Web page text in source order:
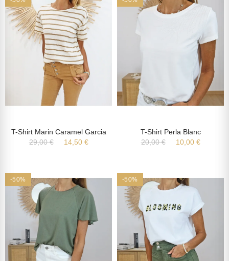
T-Shirt Marin Caramel Garcia
29,00 €
14,50 €
T-Shirt Perla Blanc
20,00 €
10,00 €
-50% -50%